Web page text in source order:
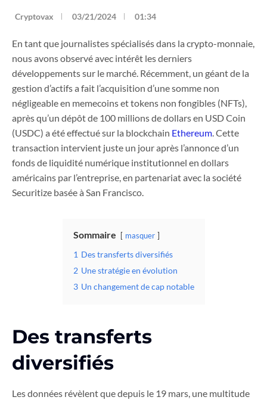
Cryptovax 03/21/2024 01:34
En tant que journalistes spécialisés dans la crypto-monnaie,
nous avons observé avec intérêt les derniers
développements sur le marché. Récemment, un géant de la
gestion d’actifs a fait l’acquisition d’une somme non
négligeable en memecoins et tokens non fongibles (NFTs),
après qu’un dépôt de 100 millions de dollars en USD Coin
(USDC) a été effectué sur la blockchain Ethereum. Cette
transaction intervient juste un jour après l’annonce d’un
fonds de liquidité numérique institutionnel en dollars
américains par l’entreprise, en partenariat avec la société
Securitize basée à San Francisco.
Sommaire masquer
1 Des transferts diversifiés
2 Une stratégie en évolution
3 Un changement de cap notable
Des transferts
diversifiés
Les données révèlent que depuis le 19 mars, une multitude